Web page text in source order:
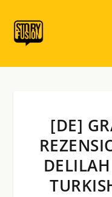
[DE]